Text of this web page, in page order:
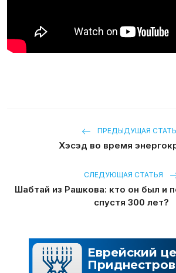
ПРЕДЫДУЩАЯ
Хэсэд во время
СЛЕДУЮЩАЯ СТАТЬЯ
Шабтай из Рашкова: кто он был и
спустя 300 лет?